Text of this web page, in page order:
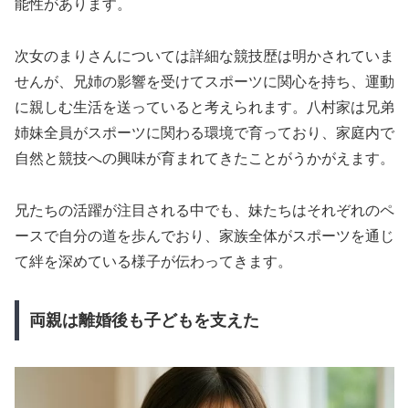
能性があります。
次女のまりさんについては詳細な競技歴は明かされていま
せんが、兄姉の影響を受けてスポーツに関心を持ち、運動
に親しむ生活を送っていると考えられます。八村家は兄弟
姉妹全員がスポーツに関わる環境で育っており、家庭内で
自然と競技への興味が育まれてきたことがうかがえます。
兄たちの活躍が注目される中でも、妹たちはそれぞれのペ
ースで自分の道を歩んでおり、家族全体がスポーツを通じ
て絆を深めている様子が伝わってきます。
両親は離婚後も子どもを支えた